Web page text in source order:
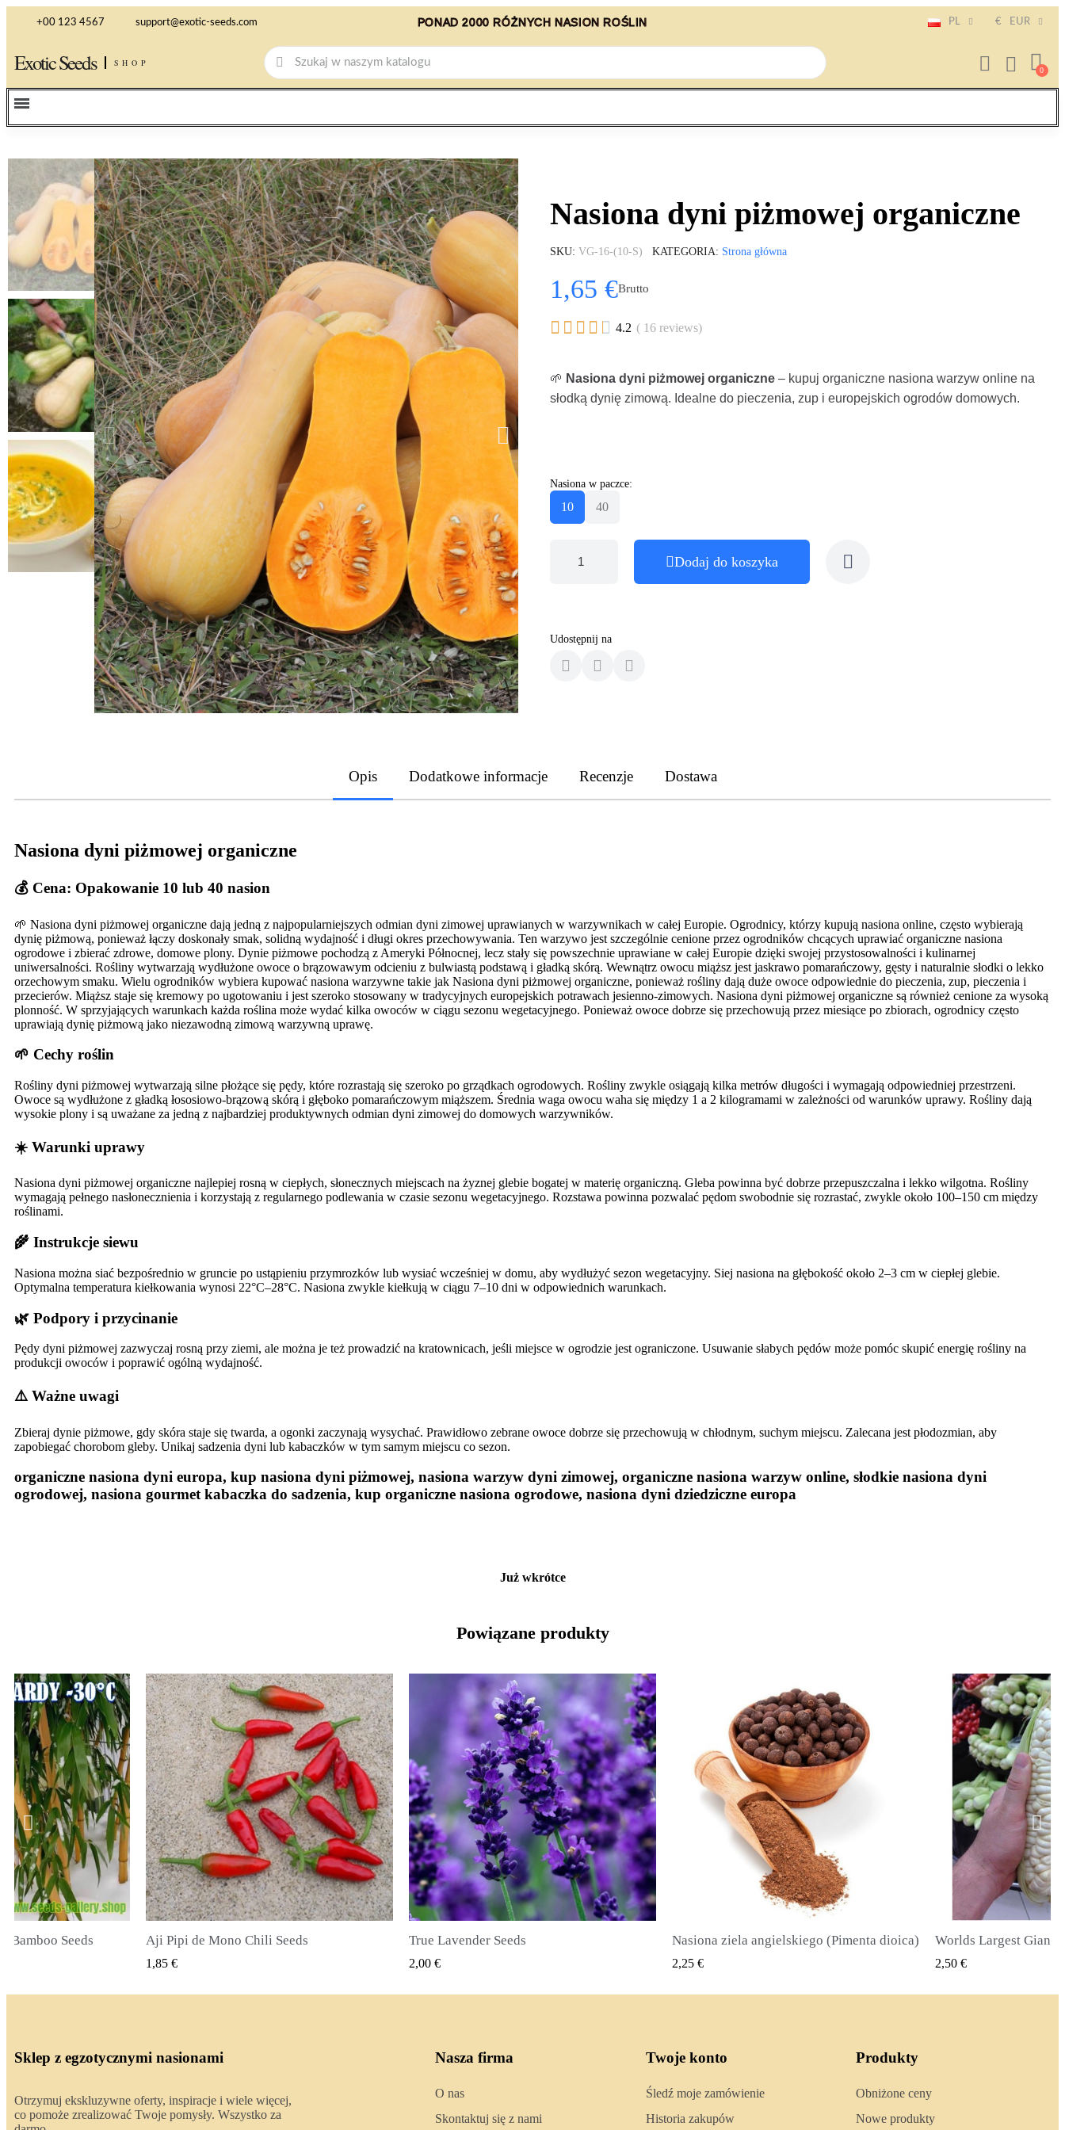
+00 123 4567 support@exotic-seeds.com PONAD 2000 RÓŻNYCH NASION ROŚLIN PL € EUR
Exotic Seeds SHOP
Nasiona dyni piżmowej organiczne
SKU VG-16-(10-S) KATEGORIA Strona główna
1,65 €Brutto
     4.2 ( 16 reviews)
🌱 Nasiona dyni piżmowej organiczne – kupuj organiczne nasiona warzyw online na
słodką dynię zimową. Idealne do pieczenia, zup i europejskich ogrodów domowych.
Nasiona w paczce:
10 40
Dodaj do koszyka
Udostępnij na
Opis Dodatkowe informacje Recenzje Dostawa
Nasiona dyni piżmowej organiczne
💰 Cena: Opakowanie 10 lub 40 nasion
🌱 Nasiona dyni piżmowej organiczne dają jedną z najpopularniejszych odmian dyni zimowej uprawianych w warzywnikach w całej Europie. Ogrodnicy, którzy kupują nasiona online, często wybierają
dynię piżmową, ponieważ łączy doskonały smak, solidną wydajność i długi okres przechowywania. Ten warzywo jest szczególnie cenione przez ogrodników chcących uprawiać organiczne nasiona
ogrodowe i zbierać zdrowe, domowe plony. Dynie piżmowe pochodzą z Ameryki Północnej, lecz stały się powszechnie uprawiane w całej Europie dzięki swojej przystosowalności i kulinarnej
uniwersalności. Rośliny wytwarzają wydłużone owoce o brązowawym odcieniu z bulwiastą podstawą i gładką skórą. Wewnątrz owocu miąższ jest jaskrawo pomarańczowy, gęsty i naturalnie słodki o lekko
orzechowym smaku. Wielu ogrodników wybiera kupować nasiona warzywne takie jak Nasiona dyni piżmowej organiczne, ponieważ rośliny dają duże owoce odpowiednie do pieczenia, zup, pieczenia i
przecierów. Miąższ staje się kremowy po ugotowaniu i jest szeroko stosowany w tradycyjnych europejskich potrawach jesienno-zimowych. Nasiona dyni piżmowej organiczne są również cenione za wysoką
plonność. W sprzyjających warunkach każda roślina może wydać kilka owoców w ciągu sezonu wegetacyjnego. Ponieważ owoce dobrze się przechowują przez miesiące po zbiorach, ogrodnicy często
uprawiają dynię piżmową jako niezawodną zimową warzywną uprawę.
🌱 Cechy roślin
Rośliny dyni piżmowej wytwarzają silne płożące się pędy, które rozrastają się szeroko po grządkach ogrodowych. Rośliny zwykle osiągają kilka metrów długości i wymagają odpowiedniej przestrzeni.
Owoce są wydłużone z gładką łososiowo-brązową skórą i głęboko pomarańczowym miąższem. Średnia waga owocu waha się między 1 a 2 kilogramami w zależności od warunków uprawy. Rośliny dają
wysokie plony i są uważane za jedną z najbardziej produktywnych odmian dyni zimowej do domowych warzywników.
☀️ Warunki uprawy
Nasiona dyni piżmowej organiczne najlepiej rosną w ciepłych, słonecznych miejscach na żyznej glebie bogatej w materię organiczną. Gleba powinna być dobrze przepuszczalna i lekko wilgotna. Rośliny
wymagają pełnego nasłonecznienia i korzystają z regularnego podlewania w czasie sezonu wegetacyjnego. Rozstawa powinna pozwalać pędom swobodnie się rozrastać, zwykle około 100–150 cm między
roślinami.
🌾 Instrukcje siewu
Nasiona można siać bezpośrednio w gruncie po ustąpieniu przymrozków lub wysiać wcześniej w domu, aby wydłużyć sezon wegetacyjny. Siej nasiona na głębokość około 2–3 cm w ciepłej glebie.
Optymalna temperatura kiełkowania wynosi 22°C–28°C. Nasiona zwykle kiełkują w ciągu 7–10 dni w odpowiednich warunkach.
🌿 Podpory i przycinanie
Pędy dyni piżmowej zazwyczaj rosną przy ziemi, ale można je też prowadzić na kratownicach, jeśli miejsce w ogrodzie jest ograniczone. Usuwanie słabych pędów może pomóc skupić energię rośliny na
produkcji owoców i poprawić ogólną wydajność.
⚠️ Ważne uwagi
Zbieraj dynie piżmowe, gdy skóra staje się twarda, a ogonki zaczynają wysychać. Prawidłowo zebrane owoce dobrze się przechowują w chłodnym, suchym miejscu. Zalecana jest płodozmian, aby
zapobiegać chorobom gleby. Unikaj sadzenia dyni lub kabaczków w tym samym miejscu co sezon.
organiczne nasiona dyni europa, kup nasiona dyni piżmowej, nasiona warzyw dyni zimowej, organiczne nasiona warzyw online, słodkie nasiona dyni
ogrodowej, nasiona gourmet kabaczka do sadzenia, kup organiczne nasiona ogrodowe, nasiona dyni dziedziczne europa
Już wkrótce
Powiązane produkty
Seeds SZYBKI PODGLĄD
True Lavender Seeds
2,00 €
SZYBKI PODGLĄD
Nasiona ziela angielskiego (Pimenta dioica)
2,25 €
SZYBKI PODGLĄD Worlds Largest Giant Corn Seeds Cuzco - Cusco
2,50 €
SZYBKI
2,40 €
Sklep z egzotycznymi nasionami
Otrzymuj ekskluzywne oferty, inspiracje i wiele więcej,
co pomoże zrealizować Twoje pomysły. Wszystko za
Nasza firma
O nas
Skontaktuj się z nami
Twoje konto
Śledź moje zamówienie
Historia zakupów
Produkty
Obniżone ceny
Nowe produkty